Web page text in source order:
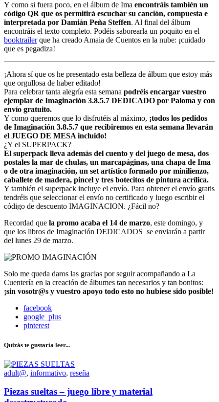
Y como si fuera poco, en el álbum de Ima encontráis también un
código QR que os permitirá escuchar su canción, compuesta e
interpretada por Damián Peña Steffen. Al final del álbum
encontráis el texto completo. Podéis saborearla un poquito en el
booktrailerque ha creado Amaia de Cuentos en la nube: ¡cuidado
que es pegadiza!
¡Ahora sí que os he presentado esta belleza de álbum que estoy más
que orgullosa de haber editado!
Para celebrar tanta alegría esta semana podréis encargar vuestro
ejemplar de Imaginación 3.8.5.7 DEDICADO por Paloma y con
envío gratuito.
Y como queremos que lo disfrutéis al máximo, ¡todos los pedidos
de Imaginación 3.8.5.7 que recibiremos en esta semana llevarán
el JUEGO DE MESA incluido!
¿Y el SUPERPACK?
El superpack lleva además del cuento y del juego de mesa, dos
postales la mar de chulas, un marcapáginas, una chapa de Ima
o de otra imaginación, un set artístico formado por minilienzo,
caballete de madera, pincel y tres botecitos de pintura acrílica.
Y también el superpack incluye el envío. Para obtener el envío gratis
tendréis que seleccionar el envío no certificado y luego escribir el
código de descuento IMAGINACION. ¿Fácil no?
Recordad que la promo acaba el 14 de marzo, este domingo, y
que los libros de Imaginación DEDICADOS se enviarán a partir
del lunes 29 de marzo.
Solo me queda daros las gracias por seguir acompañando a La
Cuentería en la creación de álbumes tan necesarios y tan bonitos:
¡sin vosotr@s y vuestro apoyo todo esto no hubiese sido posible!
facebook
google_plus
pinterest
Quizás te gustaría leer...
adult@, informativo, reseña
Piezas sueltas – juego libre y material